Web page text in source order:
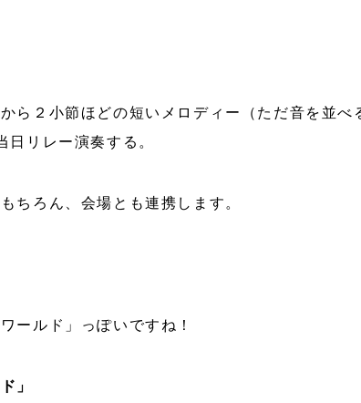
ら２小節ほどの短いメロディー（ただ音を並べ
リレー演奏する。
ちろん、会場とも連携します。
ールド」っぽいですね！
」